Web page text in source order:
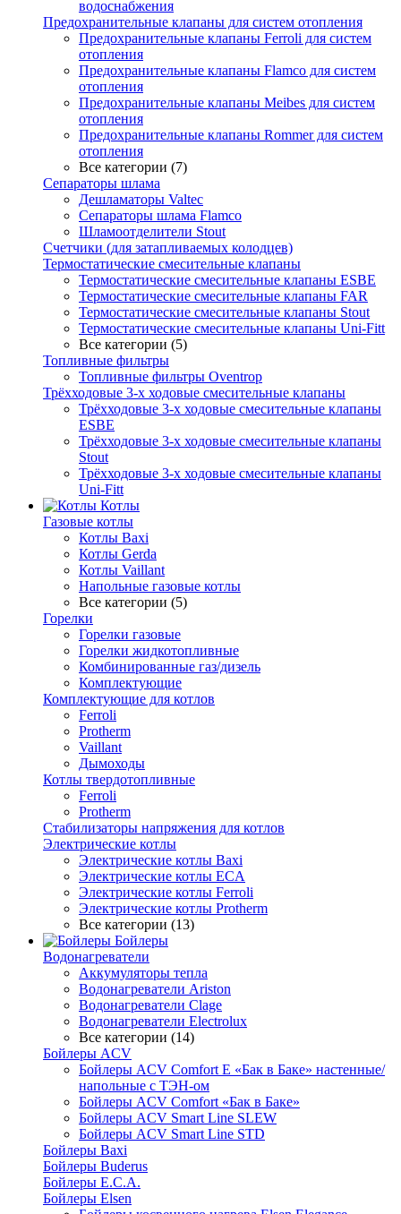
водоснабжения
Предохранительные клапаны для систем отопления
Предохранительные клапаны Ferroli для систем
отопления
Предохранительные клапаны Flamco для систем
отопления
Предохранительные клапаны Meibes для систем
отопления
Предохранительные клапаны Rommer для систем
отопления
Все категории (7)
Сепараторы шлама
Дешламаторы Valtec
Сепараторы шлама Flamco
Шламоотделители Stout
Счетчики (для затапливаемых колодцев)
Термостатические смесительные клапаны
Термостатические смесительные клапаны ESBE
Термостатические смесительные клапаны FAR
Термостатические смесительные клапаны Stout
Термостатические смесительные клапаны Uni-Fitt
Все категории (5)
Топливные фильтры
Топливные фильтры Oventrop
Трёхходовые 3-х ходовые смесительные клапаны
Трёхходовые 3-х ходовые смесительные клапаны
ESBE
Трёхходовые 3-х ходовые смесительные клапаны
Stout
Трёхходовые 3-х ходовые смесительные клапаны
Uni-Fitt
Котлы
Газовые котлы
Котлы Baxi
Котлы Gerda
Котлы Vaillant
Напольные газовые котлы
Все категории (5)
Горелки
Горелки газовые
Горелки жидкотопливные
Комбинированные газ/дизель
Комплектующие
Комплектующие для котлов
Ferroli
Protherm
Vaillant
Дымоходы
Котлы твердотопливные
Ferroli
Protherm
Стабилизаторы напряжения для котлов
Электрические котлы
Электрические котлы Baxi
Электрические котлы ECA
Электрические котлы Ferroli
Электрические котлы Protherm
Все категории (13)
Бойлеры
Водонагреватели
Аккумуляторы тепла
Водонагреватели Ariston
Водонагреватели Clage
Водонагреватели Electrolux
Все категории (14)
Бойлеры ACV
Бойлеры ACV Comfort E «Бак в Баке» настенные/
напольные c ТЭН-ом
Бойлеры ACV Comfort «Бак в Баке»
Бойлеры ACV Smart Line SLEW
Бойлеры ACV Smart Line STD
Бойлеры Baxi
Бойлеры Buderus
Бойлеры E.C.A.
Бойлеры Elsen